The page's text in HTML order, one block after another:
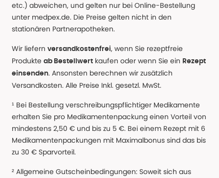
etc.) abweichen, und gelten nur bei Online-Bestellung
unter medpex.de. Die Preise gelten nicht in den
stationären Partnerapotheken.
Wir liefern versandkostenfrei, wenn Sie rezeptfreie
Produkte ab Bestellwert kaufen oder wenn Sie ein Rezept
einsenden. Ansonsten berechnen wir zusätzlich
Versandkosten. Alle Preise Inkl. gesetzl. MwSt.
¹ Bei Bestellung verschreibungspflichtiger Medikamente
erhalten Sie pro Medikamentenpackung einen Vorteil von
mindestens 2,50 € und bis zu 5 €. Bei einem Rezept mit 6
Medikamentenpackungen mit Maximalbonus sind das bis
zu 30 € Sparvorteil.
² Allgemeine Gutscheinbedingungen: Soweit sich aus